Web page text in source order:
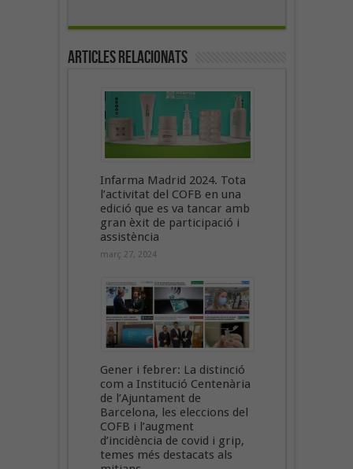
Articles Relacionats
Infarma Madrid 2024. Tota
l’activitat del COFB en una
edició que es va tancar amb
gran èxit de participació i
assistència
març 27, 2024
Gener i febrer: La distinció
com a Institució Centenària
de l’Ajuntament de
Barcelona, les eleccions del
COFB i l’augment
d’incidència de covid i grip,
temes més destacats als